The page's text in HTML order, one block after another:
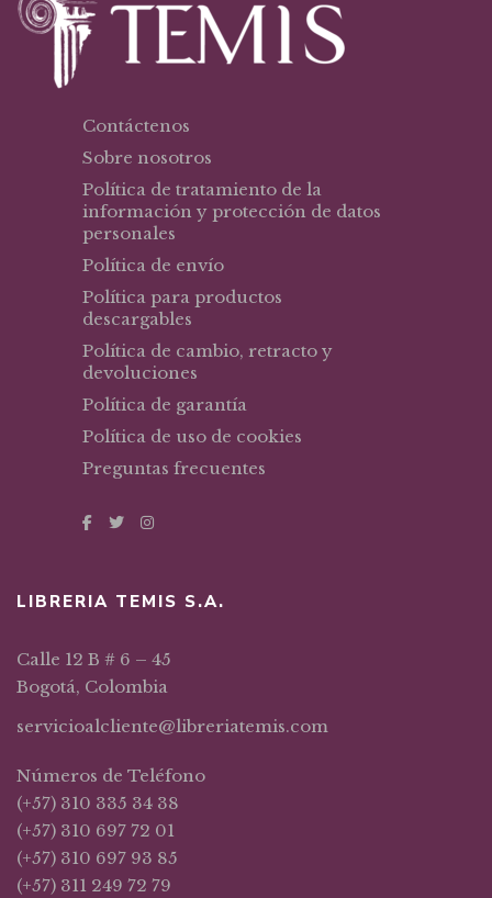
Contáctenos
Sobre nosotros
Política de tratamiento de la
información y protección de datos
personales
Política de envío
Política para productos
descargables
Política de cambio, retracto y
devoluciones
Política de garantía
Política de uso de cookies
Preguntas frecuentes
LIBRERIA TEMIS S.A.
Calle 12 B # 6 – 45
Bogotá, Colombia
servicioalcliente@libreriatemis.com
Números de Teléfono
(+57) 310 335 34 38
(+57) 310 697 72 01
(+57) 310 697 93 85
(+57) 311 249 72 79